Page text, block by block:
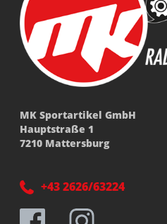
MK Sportartikel GmbH
Hauptstraße 1
7210 Mattersburg
+43 2626/63224